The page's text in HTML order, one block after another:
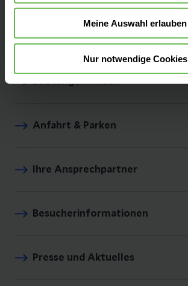
Meine Auswahl erlauben
Nur notwendige Cookies
Leistungen finden
Anfahrt & Parken
Ihre Ansprechpartner
Besucherinformationen
Presse und Aktuelles